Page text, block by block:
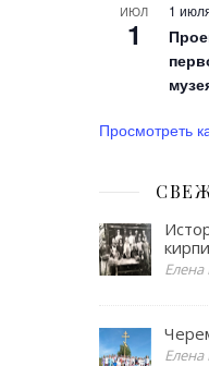
ИЮЛ
1
1
Просмотреть